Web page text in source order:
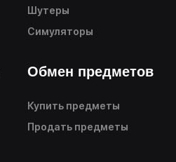
Шутеры
Симуляторы
Обмен предметов
Купить предметы
Продать предметы